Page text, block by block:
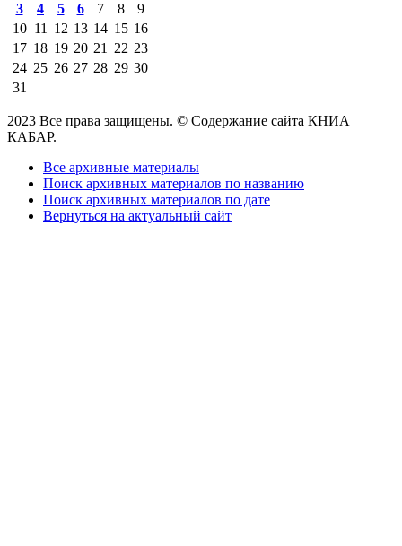
3
4 5 6 7 8
9
10 11 12 13 14 15 16
17 18 19 20 21 22 23
24 25 26 27 28 29 30
31
2023 Все права защищены. © Содержание сайта КНИА
КАБАР.
Все архивные материалы
Поиск архивных материалов по названию
Поиск архивных материалов по дате
Вернуться на актуальный сайт